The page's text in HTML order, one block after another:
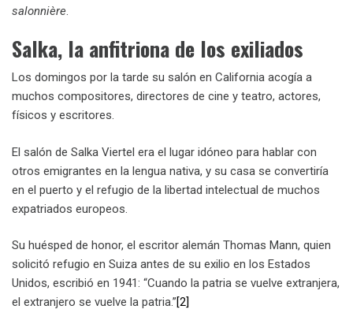
salonnière.
Salka, la anfitriona de los exiliados
Los domingos por la tarde su salón en California acogía a
muchos compositores, directores de cine y teatro, actores,
físicos y escritores.
El salón de Salka Viertel era el lugar idóneo para hablar con
otros emigrantes en la lengua nativa, y su casa se convertiría
en el puerto y el refugio de la libertad intelectual de muchos
expatriados europeos.
Su huésped de honor, el escritor alemán Thomas Mann, quien
solicitó refugio en Suiza antes de su exilio en los Estados
Unidos, escribió en 1941: “Cuando la patria se vuelve extranjera,
el extranjero se vuelve la patria.”[2]